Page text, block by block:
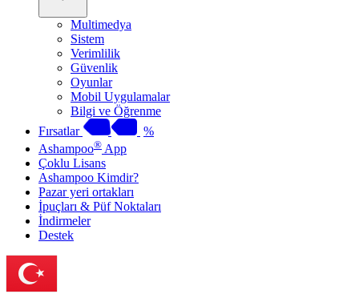
Multimedya
Sistem
Verimlilik
Güvenlik
Oyunlar
Mobil Uygulamalar
Bilgi ve Öğrenme
Fırsatlar
%
Ashampoo® App
Çoklu Lisans
Ashampoo Kimdir?
Pazar yeri ortakları
İpuçları & Püf Noktaları
İndirmeler
Destek